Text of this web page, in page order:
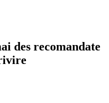
des recomandate